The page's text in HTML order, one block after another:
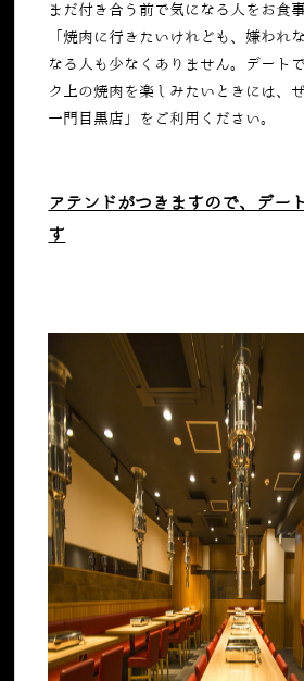
まだ付き合う前で気になる人をお食
「焼肉に行きたいけれども、嫌われ
なる人も少なくありません。デート
ク上の焼肉を楽しみたいときには、
一門目黒店」をご利用ください。
アテンドがつきますので、デー
す